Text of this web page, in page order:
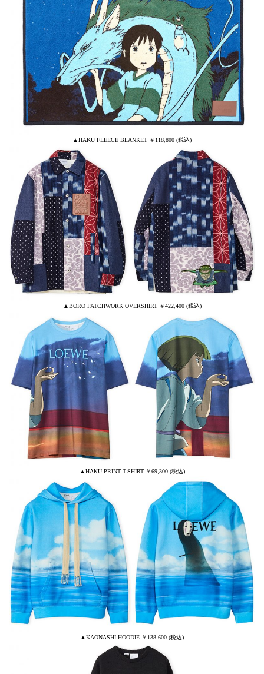
▲HAKU FLEECE BLANKET ￥118,800 (税込)
▲BORO PATCHWORK OVERSHIRT ￥422,400 (税込)
▲HAKU PRINT T-SHIRT ￥69,300 (税込)
▲KAONASHI HOODIE ￥138,600 (税込)